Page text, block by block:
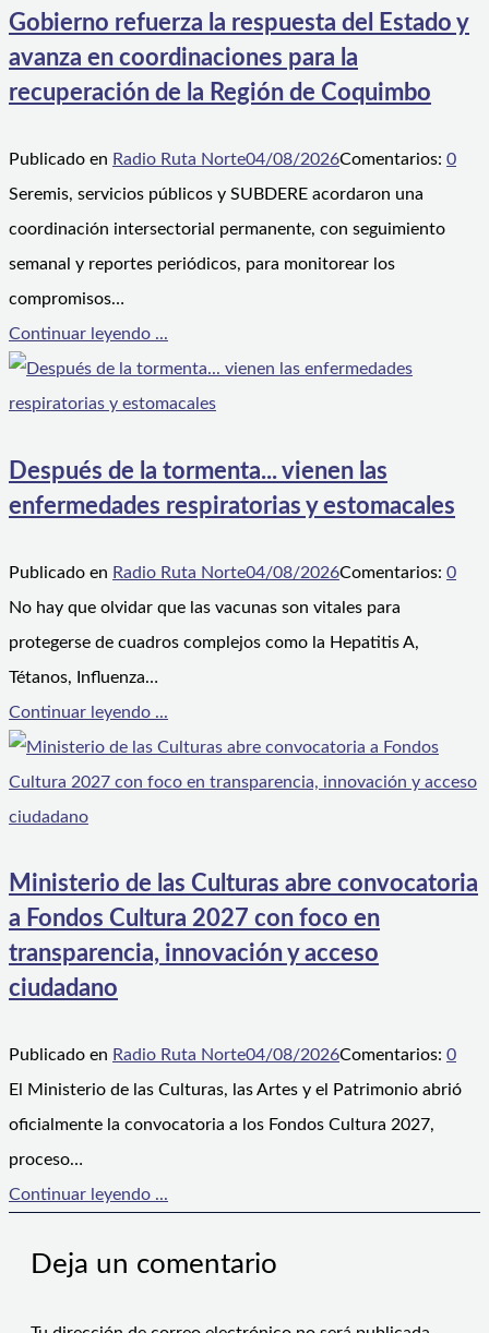
Gobierno refuerza la respuesta del Estado y
avanza en coordinaciones para la
recuperación de la Región de Coquimbo
Publicado en Radio Ruta Norte04/08/2026Comentarios: 0
Seremis, servicios públicos y SUBDERE acordaron una
coordinación intersectorial permanente, con seguimiento
semanal y reportes periódicos, para monitorear los
compromisos…
Continuar leyendo ...
Después de la tormenta... vienen las
enfermedades respiratorias y estomacales
Publicado en Radio Ruta Norte04/08/2026Comentarios: 0
No hay que olvidar que las vacunas son vitales para
protegerse de cuadros complejos como la Hepatitis A,
Tétanos, Influenza…
Continuar leyendo ...
Ministerio de las Culturas abre convocatoria
a Fondos Cultura 2027 con foco en
transparencia, innovación y acceso
ciudadano
Publicado en Radio Ruta Norte04/08/2026Comentarios: 0
El Ministerio de las Culturas, las Artes y el Patrimonio abrió
oficialmente la convocatoria a los Fondos Cultura 2027,
proceso…
Continuar leyendo ...
Deja un comentario